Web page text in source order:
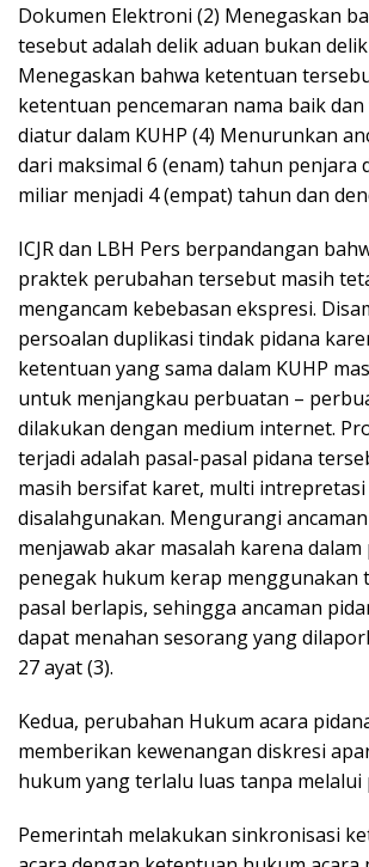
Dokumen Elektroni (2) Menegaskan
tesebut adalah delik aduan bukan
Menegaskan bahwa ketentuan
ketentuan pencemaran nama baik
diatur dalam KUHP (4) Menurunkan
dari maksimal 6 (enam) tahun penjara
miliar menjadi 4 (empat) tahun dan
ICJR dan LBH Pers berpandangan
praktek perubahan tersebut masih
mengancam kebebasan ekspresi.
persoalan duplikasi tindak pidana
ketentuan yang sama dalam KUHP
untuk menjangkau perbuatan –
dilakukan dengan medium internet.
terjadi adalah pasal-pasal pidana
masih bersifat karet, multi
disalahgunakan. Mengurangi
menjawab akar masalah karena
penegak hukum kerap menggunakan
pasal berlapis, sehingga ancaman
dapat menahan sesorang yang
27 ayat (3).
Kedua, perubahan Hukum acara
memberikan kewenangan diskresi
hukum yang terlalu luas tanpa melalui
Pemerintah melakukan sinkronisasi